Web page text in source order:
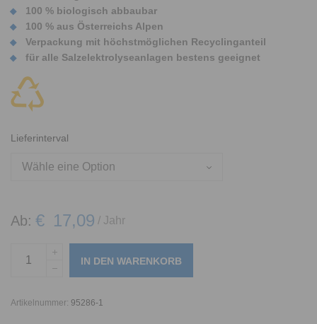
100 % biologisch abbaubar
100 % aus Österreichs Alpen
Verpackung mit höchstmöglichen Recyclinganteil
für alle Salzelektrolyseanlagen bestens geeignet
Lieferinterval
Ab: € 17,09 / Jahr
IN DEN WARENKORB
Artikelnummer: 95286-1